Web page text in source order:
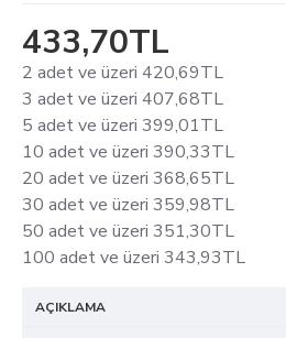
433,70TL
2 adet ve üzeri 420,69TL
3 adet ve üzeri 407,68TL
5 adet ve üzeri 399,01TL
10 adet ve üzeri 390,33TL
20 adet ve üzeri 368,65TL
30 adet ve üzeri 359,98TL
50 adet ve üzeri 351,30TL
100 adet ve üzeri 343,93TL
AÇIKLAMA